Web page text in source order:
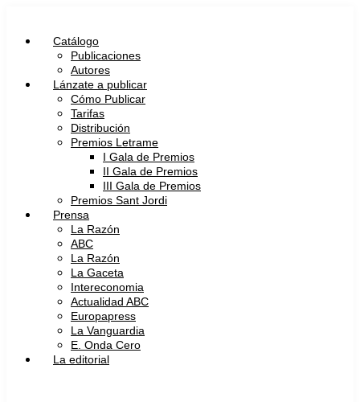
contenidoCatálogo
Publicaciones
Autores
Lánzate a publicar
Cómo Publicar
Tarifas
Distribución
Premios Letrame
I Gala de Premios
II Gala de Premios
III Gala de Premios
Premios Sant Jordi
Prensa
La Razón
ABC
La Razón
La Gaceta
Intereconomia
Actualidad ABC
Europapress
La Vanguardia
E. Onda Cero
La editorial